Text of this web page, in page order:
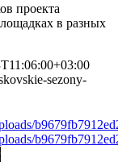
проекта
в разных
sezony-